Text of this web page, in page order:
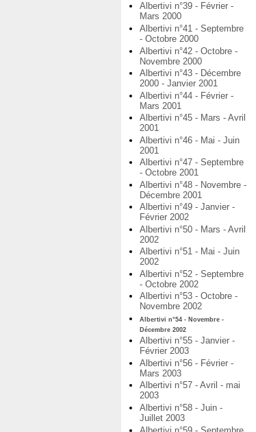
Albertivi n°39 - Février -
Mars 2000
Albertivi n°41 - Septembre
- Octobre 2000
Albertivi n°42 - Octobre -
Novembre 2000
Albertivi n°43 - Décembre
2000 - Janvier 2001
Albertivi n°44 - Février -
Mars 2001
Albertivi n°45 - Mars - Avril
2001
Albertivi n°46 - Mai - Juin
2001
Albertivi n°47 - Septembre
- Octobre 2001
Albertivi n°48 - Novembre -
Décembre 2001
Albertivi n°49 - Janvier -
Février 2002
Albertivi n°50 - Mars - Avril
2002
Albertivi n°51 - Mai - Juin
2002
Albertivi n°52 - Septembre
- Octobre 2002
Albertivi n°53 - Octobre -
Novembre 2002
Albertivi n°54 - Novembre -
Décembre 2002
Albertivi n°55 - Janvier -
Février 2003
Albertivi n°56 - Février -
Mars 2003
Albertivi n°57 - Avril - mai
2003
Albertivi n°58 - Juin -
Juillet 2003